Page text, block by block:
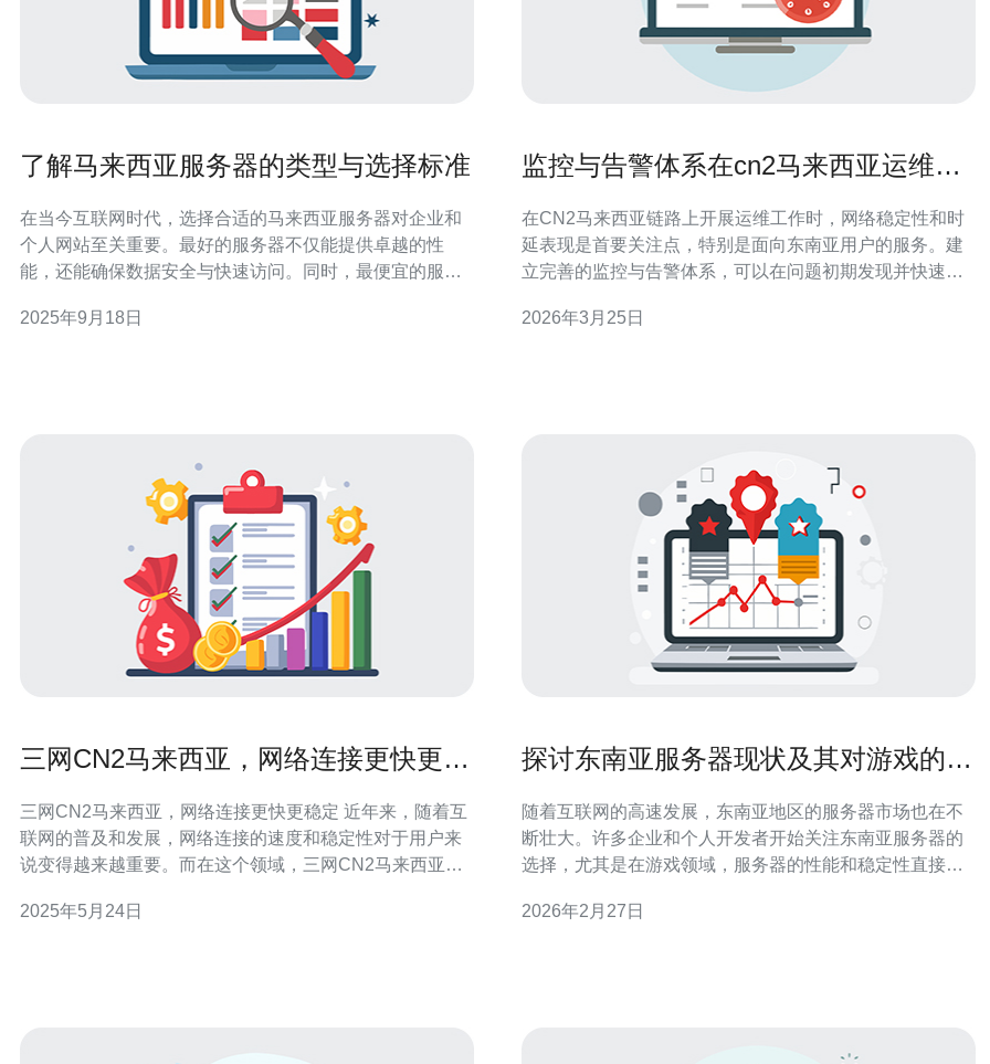
了解马来西亚服务器的类型与选择标准
在当今互联网时代，选择合适的马来西亚服务器对企业和
个人网站至关重要。最好的服务器不仅能提供卓越的性
能，还能确保数据安全与快速访问。同时，最便宜的服务
马来西亚服务器的不同类型及其选择标准，帮助您找到最
2025年9月18日
监控与告警体系在cn2马来西亚运维中
在CN2马来西亚链路上开展运维工作时，网络稳定性和时
延表现是首要关注点，特别是面向东南亚用户的服务。建
立完善的监控与告警体系，可以在问题初期发现并快速响
Grafana作为基础度量平台，配合Node Exporter、
2026年3月25日
三网CN2马来西亚，网络连接更快更稳
三网CN2马来西亚，网络连接更快更稳定 近年来，随着互
联网的普及和发展，网络连接的速度和稳定性对于用户来
说变得越来越重要。而在这个领域，三网CN2马来西亚网
式。 三网CN2马来西亚是指中国电信、中国联通和中国移
2025年5月24日
探讨东南亚服务器现状及其对游戏的影
随着互联网的高速发展，东南亚地区的服务器市场也在不
断壮大。许多企业和个人开发者开始关注东南亚服务器的
选择，尤其是在游戏领域，服务器的性能和稳定性直接影
及其对游戏的影响。 首先，我们来看东南亚服务器的基本
2026年2月27日